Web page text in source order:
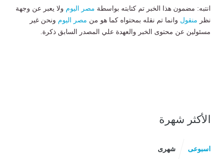
انتبه: مضمون هذا الخبر تم كتابته بواسطة مصر اليوم ولا يعبر عن وجهة
نظر منقول وانما تم نقله بمحتواه كما هو من مصر اليوم ونحن غير
مسئولين عن محتوى الخبر والعهدة علي المصدر السابق ذكرة.
الأكثر شهرة
اسبوعى شهرى